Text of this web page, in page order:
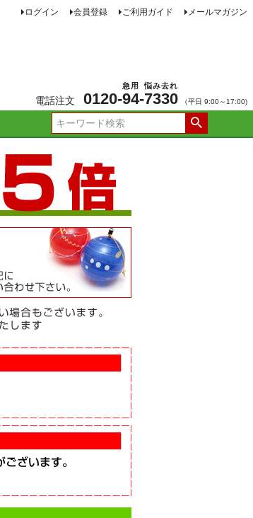
ログイン 会員登録 ご利用ガイド メールマガジン
電話注文 0120-94
急用
-7330
悩み去れ
（平日 9:00～17:00)